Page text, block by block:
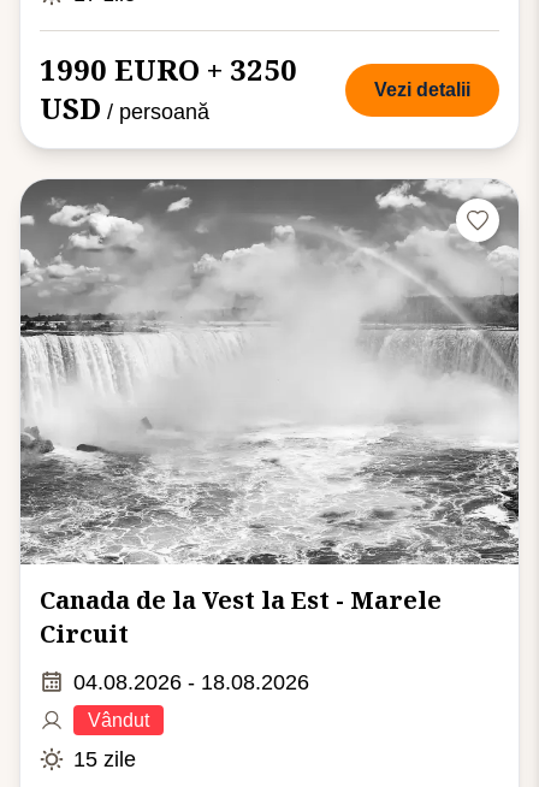
1990 EURO + 3250
USD / persoană
Vezi detalii
Canada de la Vest la Est - Marele
Circuit
04.08.2026 - 18.08.2026
Vândut
15 zile